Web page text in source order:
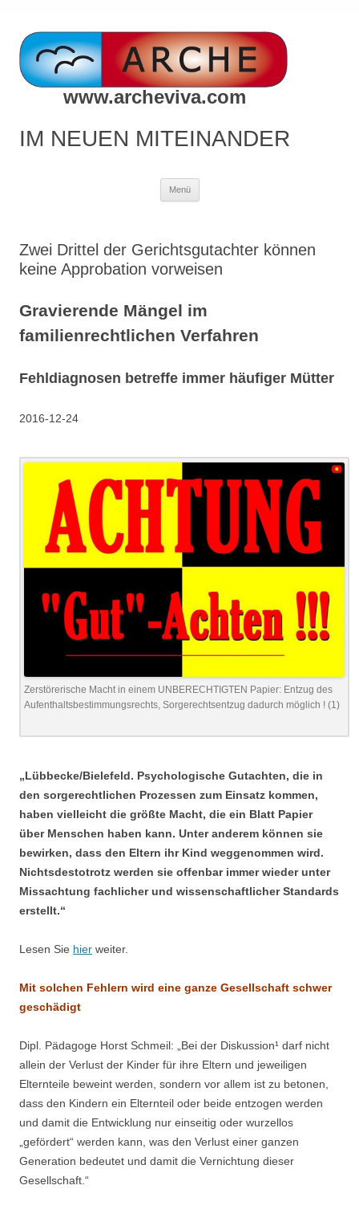
www.archeviva.com
IM NEUEN MITEINANDER
Menü
Zwei Drittel der Gerichtsgutachter können
keine Approbation vorweisen
Gravierende Mängel im
familienrechtlichen Verfahren
Fehldiagnosen betreffe immer häufiger Mütter
2016-12-24
Zerstörerische Macht in einem UNBERECHTIGTEN Papier: Entzug des
Aufenthaltsbestimmungsrechts, Sorgerechtsentzug dadurch möglich ! (1)
„Lübbecke/Bielefeld. Psychologische Gutachten, die in
den sorgerechtlichen Prozessen zum Einsatz kommen,
haben vielleicht die größte Macht, die ein Blatt Papier
über Menschen haben kann. Unter anderem können sie
bewirken, dass den Eltern ihr Kind weggenommen wird.
Nichtsdestotrotz werden sie offenbar immer wieder unter
Missachtung fachlicher und wissenschaftlicher Standards
erstellt.“
Lesen Sie hier weiter.
Mit solchen Fehlern wird eine ganze Gesellschaft schwer
geschädigt
Dipl. Pädagoge Horst Schmeil: „ Bei der Diskussion¹ darf nicht
allein der Verlust der Kinder für ihre Eltern und jeweiligen
Elternteile beweint werden, sondern vor allem ist zu betonen,
dass den Kindern ein Elternteil oder beide entzogen werden
und damit die Entwicklung nur einseitig oder wurzellos
„gefördert“ werden kann, was den Verlust einer ganzen
Generation bedeutet und damit die Vernichtung dieser
Gesellschaft. “